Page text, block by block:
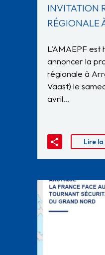
INVITATION
RÉGIONALE
L’AMAEPF
annoncer la
régionale à
Vaast) le
avril…
Lire